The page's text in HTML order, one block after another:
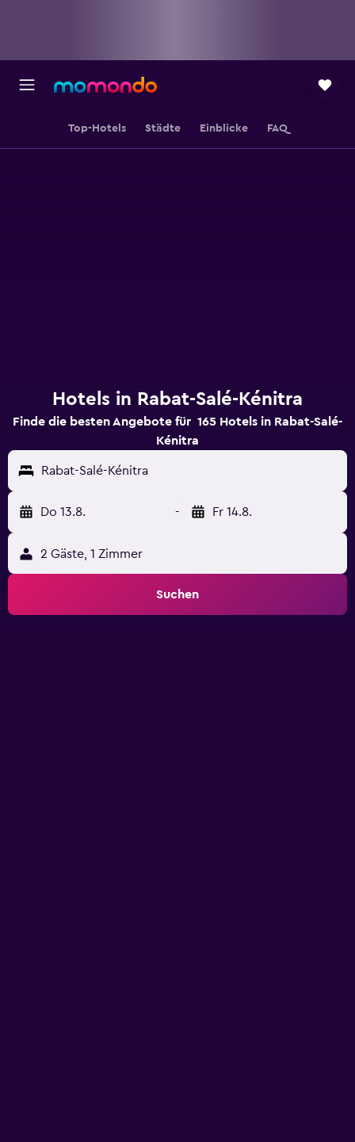
Top-Hotels Städte Einblicke FAQ
Hotels in Rabat-Salé-Kénitra
Finde die besten Angebote für 165 Hotels in Rabat-Salé-
Kénitra
Rabat-Salé-Kénitra
Do 13.8. - Fr 14.8.
2 Gäste, 1 Zimmer
Suchen